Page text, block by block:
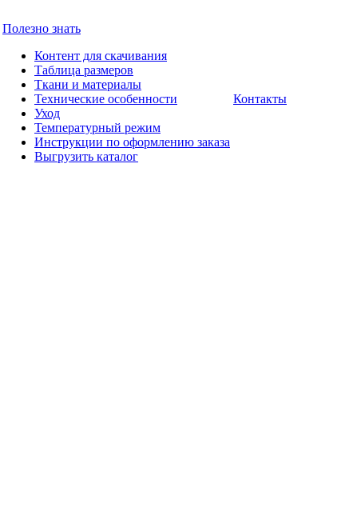
Полезно знать
Контент для скачивания
Таблица размеров
Ткани и материалы
Технические особенности
Уход
Температурный режим
Инструкции по оформлению заказа
Выгрузить каталог
Контакты